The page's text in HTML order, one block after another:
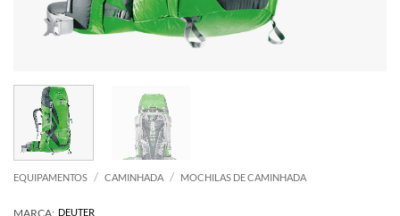
EQUIPAMENTOS / CAMINHADA / MOCHILAS DE CAMINHADA
MARCA: DEUTER